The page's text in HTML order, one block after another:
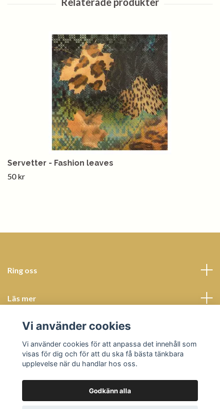
Servetter - Fashion leaves
50 kr
Ring oss
Läs mer
Sociala medier
Vi använder cookies
Vi använder cookies för att anpassa det innehåll som
visas för dig och för att du ska få bästa tänkbara
upplevelse när du handlar hos oss.
Godkänn alla